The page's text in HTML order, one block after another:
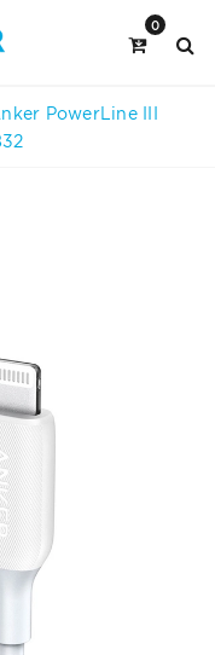
0
PowerLine III